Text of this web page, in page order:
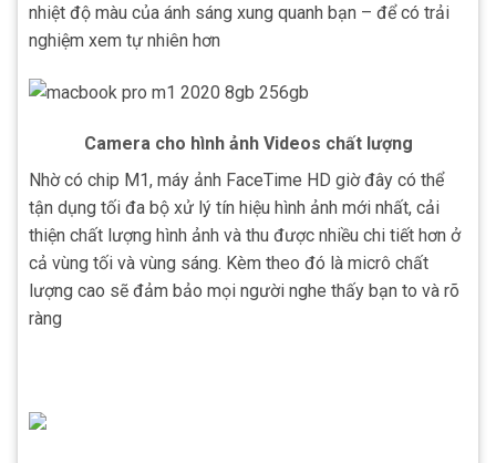
nhiệt độ màu của ánh sáng xung quanh bạn – để có trải
nghiệm xem tự nhiên hơn
Camera cho hình ảnh Videos chất lượng
Nhờ có chip M1, máy ảnh FaceTime HD giờ đây có thể
tận dụng tối đa bộ xử lý tín hiệu hình ảnh mới nhất, cải
thiện chất lượng hình ảnh và thu được nhiều chi tiết hơn ở
cả vùng tối và vùng sáng. Kèm theo đó là micrô chất
lượng cao sẽ đảm bảo mọi người nghe thấy bạn to và rõ
ràng